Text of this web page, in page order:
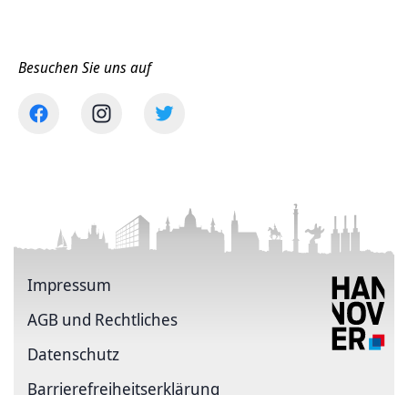
Besuchen Sie uns auf
Impressum
AGB und Rechtliches
Datenschutz
Barriere­freiheits­erklärung